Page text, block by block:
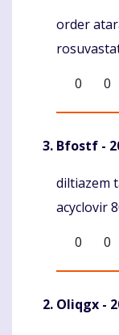
order
0
0
Bfostf -
diltiazem
acyclovir
0
0
Oliqgx -